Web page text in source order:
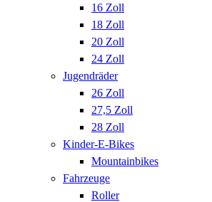
16 Zoll
18 Zoll
20 Zoll
24 Zoll
Jugendräder
26 Zoll
27,5 Zoll
28 Zoll
Kinder-E-Bikes
Mountainbikes
Fahrzeuge
Roller